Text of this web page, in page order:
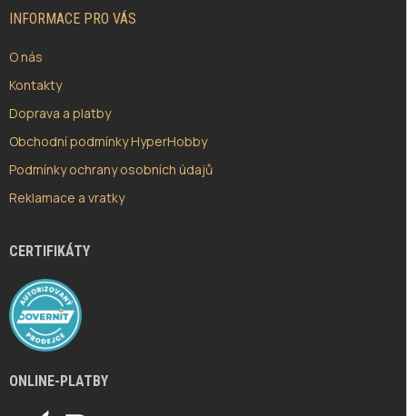
INFORMACE PRO VÁS
O nás
Kontakty
Doprava a platby
Obchodní podmínky HyperHobby
Podmínky ochrany osobních údajů
Reklamace a vratky
CERTIFIKÁTY
ONLINE-PLATBY